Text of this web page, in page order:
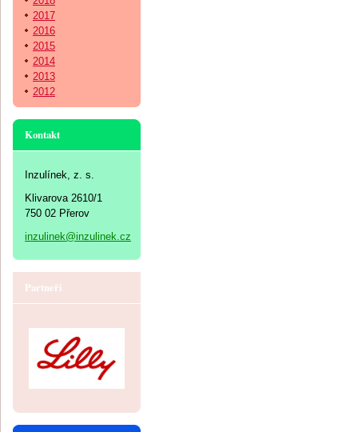
2017
2016
2015
2014
2013
2012
Kontakt
Inzulínek, z. s.
Klivarova 2610/1
750 02 Přerov
inzulinek@inzulinek.cz
Partneři